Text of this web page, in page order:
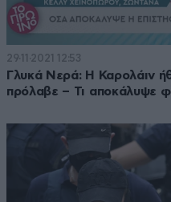
29·11·2021 12:53
Γλυκά Νερά: Η Καρολάιν
πρόλαβε – Τι αποκάλυψε